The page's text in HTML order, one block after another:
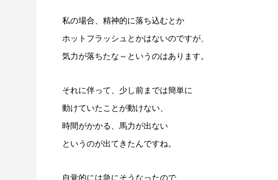
私の場合、精神的に落ち込むとか
ホットフラッシュとかはないのですが、
気力が落ちたな～というのはあります。
それに伴って、少し前までは簡単に
動けていたことが動けない、
時間がかかる、馬力が出ない
というのが出てきたんですね。
自覚的には急にそうなったので、